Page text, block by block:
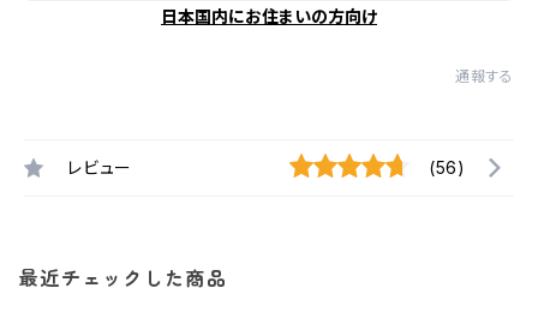
日本国内にお住まいの方向け
通報する
レビュー (56)
最近チェックした商品